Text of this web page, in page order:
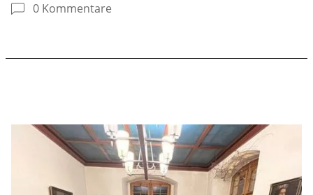
0 Kommentare